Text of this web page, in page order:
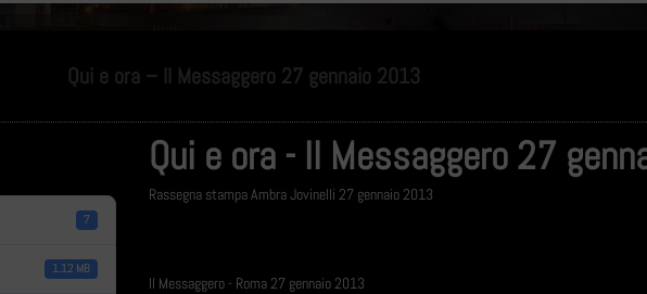
Qui e ora – Il Messaggero 27 gennaio 2013
7
1.12 MB
Qui e ora - Il Messaggero 27
Rassegna stampa Ambra Jovinelli 27 gennaio 2013
Il Messaggero - Roma 27 gennaio 2013